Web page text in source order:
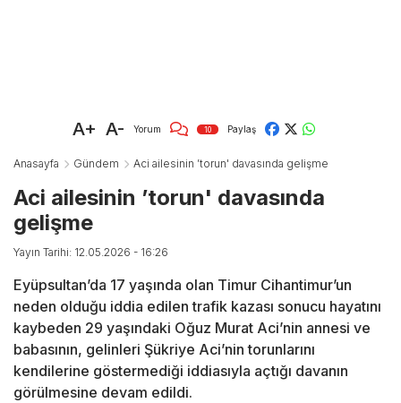
A+ A- Yorum 10 Paylaş
Anasayfa Gündem Aci ailesinin ’torun' davasında gelişme
Aci ailesinin ’torun' davasında
gelişme
Yayın Tarihi: 12.05.2026 - 16:26
Eyüpsultan’da 17 yaşında olan Timur Cihantimur’un
neden olduğu iddia edilen trafik kazası sonucu hayatını
kaybeden 29 yaşındaki Oğuz Murat Aci’nin annesi ve
babasının, gelinleri Şükriye Aci’nin torunlarını
kendilerine göstermediği iddiasıyla açtığı davanın
görülmesine devam edildi.